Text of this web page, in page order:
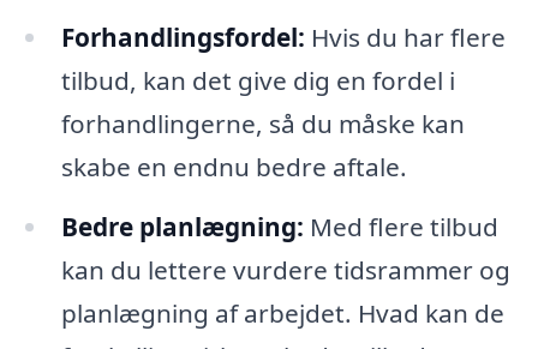
Forhandlingsfordel: Hvis du har flere
tilbud, kan det give dig en fordel i
forhandlingerne, så du måske kan
skabe en endnu bedre aftale.
Bedre planlægning: Med flere tilbud
kan du lettere vurdere tidsrammer og
planlægning af arbejdet. Hvad kan de